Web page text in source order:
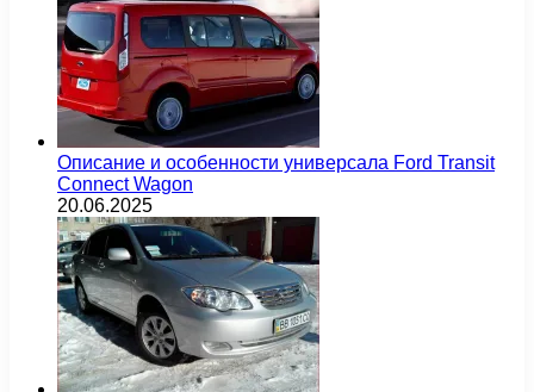
Описание и особенности универсала Ford Transit
Connect Wagon
20.06.2025